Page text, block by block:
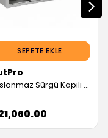
SEPETE EKLE
Paslanmaz Sürgü Kapılı Duvar Dolabı 200cm, İki Katlı (430 Kalite, Ara Raflı)